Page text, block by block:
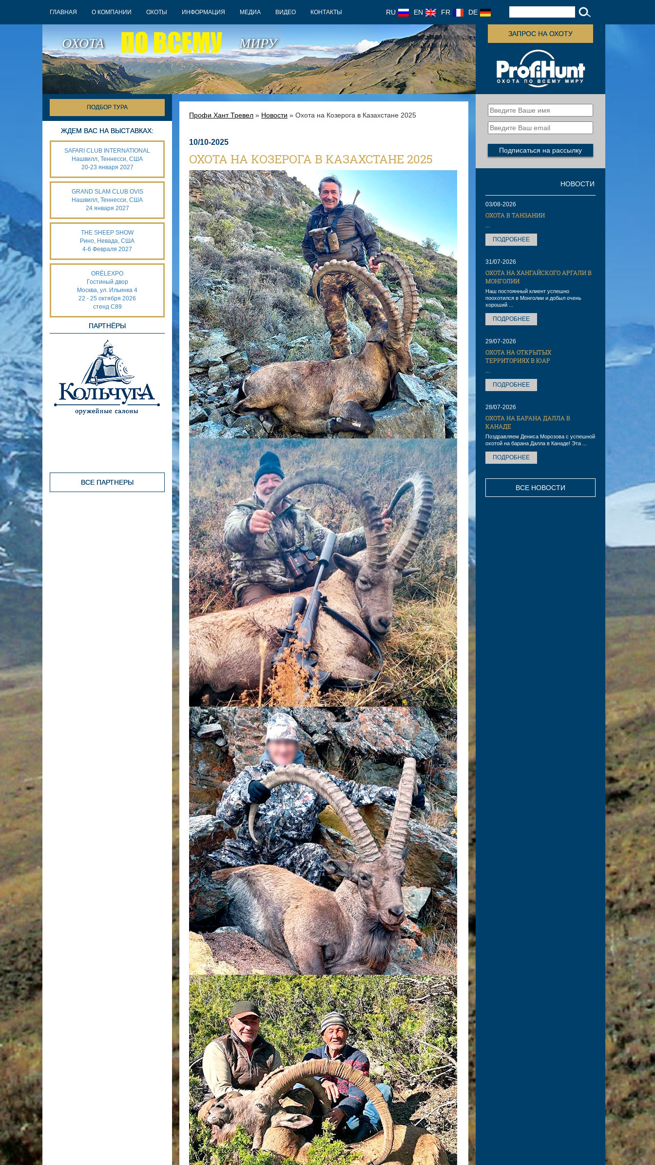
ГЛАВНАЯ О КОМПАНИИ ОХОТЫ ИНФОРМАЦИЯ МЕДИА ВИДЕО КОНТАКТЫ RU EN FR DE
ОХОТА ПО ВСЕМУ МИРУ
ЗАПРОС НА ОХОТУ
ПОДБОР ТУРА
ЖДЕМ ВАС НА ВЫСТАВКАХ:
SAFARI CLUB INTERNATIONAL
Нашвилл, Теннесси, США
20-23 января 2027
GRAND SLAM CLUB OVIS
Нашвилл, Теннесси, США
24 января 2027
THE SHEEP SHOW
Рино, Невада, США
4-6 Февраля 2027
ORËLEXPO
Гостиный двор
Москва, ул. Ильинка 4
22 - 25 октября 2026
стенд С89
ПАРТНЁРЫ
ВСЕ ПАРТНЕРЫ
Профи Хант Тревел » Новости » Охота на Козерога в Казахстане 2025
10/10-2025
ОХОТА НА КОЗЕРОГА В КАЗАХСТАНЕ 2025
03/08-2026
ОХОТА В ТАНЗАНИИ
ПОДРОБНЕЕ
31/07-2026
ОХОТА НА ХАНГАЙСКОГО АРГАЛИ В
МОНГОЛИИ
Наш постоянный клиент успешно
поохотился в Монголии и добыл очень
хороший ...
ПОДРОБНЕЕ
29/07-2026
ОХОТА НА ОТКРЫТЫХ
ТЕРРИТОРИЯХ В ЮАР
ПОДРОБНЕЕ
28/07-2026
ОХОТА НА БАРАНА ДАЛЛА В
КАНАДЕ
Поздравляем Дениса Морозова с успешной
охотой на барана Далла в Канаде! Эта ...
ПОДРОБНЕЕ
ВСЕ НОВОСТИ